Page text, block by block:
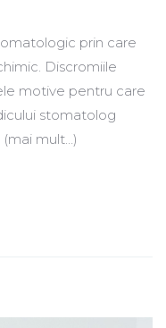
prin care
Discromiile
motive pentru care
stomatolog
mult…)